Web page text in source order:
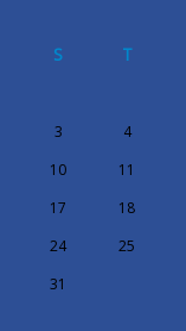
S T
3
4
10
11
17
18
24
25
31